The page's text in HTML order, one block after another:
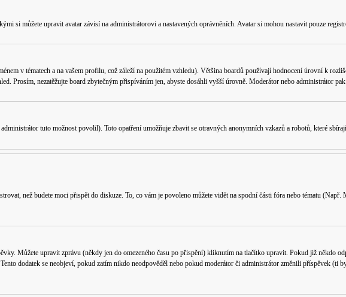
si můžete upravit avatar závisí na administrátorovi a nastavených oprávněních. Avatar si mohou nastavit pouze
v tématech a na vašem profilu, což záleží na použitém vzhledu). Většina boardů používají hodnocení úrovní k
Prosím, nezatěžujte board zbytečným přispíváním jen, abyste dosáhli vyšší úrovně. Moderátor nebo administrátor
tuto možnost povolil). Toto opatření umožňuje zbavit se otravných anonymních vzkazů a robotů, které
než budete moci přispět do diskuze. To, co vám je povoleno můžete vidět na spodní části fóra nebo tématu (Např.
Můžete upravit zprávu (někdy jen do omezeného času po přispění) kliknutím na tlačítko upravit. Pokud již někdo
dodatek se neobjeví, pokud zatím nikdo neodpověděl nebo pokud moderátor či administrátor změnili příspěvek (ti